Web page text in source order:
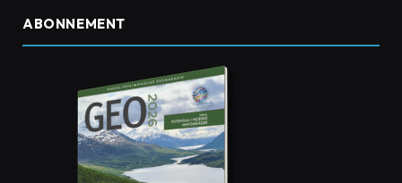
ABONNEMENT